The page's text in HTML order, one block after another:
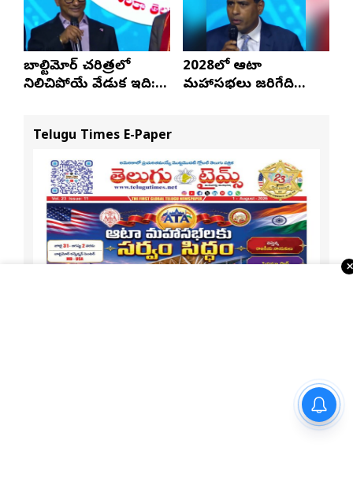
బాల్టిమోర్ చరిత్రలో
నిలిచిపోయే వేడుక ఇది:
2028లో ఆటా
మహాసభలు జరిగేది
Telugu Times E-Paper